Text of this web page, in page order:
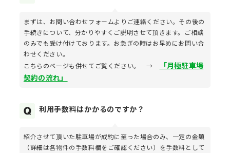
まずは、お問い合わせフォームよりご連絡ください。その後の
手続きについて、分かりやすくご説明させて頂きます。ご相談
のみでも受け付けております。お急ぎの時はお早めにお問い合
わせください。
こちらのページも併せてご覧ください。 →
「月極駐車場
契約の流れ」
利用手数料はかかるのですか？
紹介させて頂いた駐車場が成約に至った場合のみ、一定の金額
（詳細は各物件の手数料欄をご確認ください）を手数料として